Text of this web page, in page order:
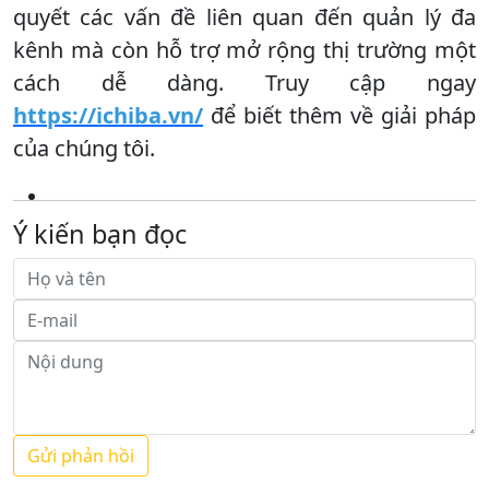
quyết các vấn đề liên quan đến quản lý đa
kênh mà còn hỗ trợ mở rộng thị trường một
cách dễ dàng. Truy cập ngay
https://ichiba.vn/ để biết thêm về giải pháp
của chúng tôi.
Ý kiến bạn đọc